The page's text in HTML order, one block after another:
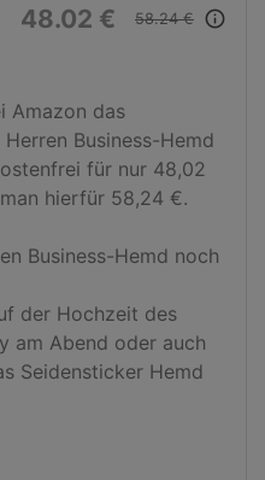
48.02 € 58.24 € info_outline
Amazon das
Business-Hemd
für nur 48,02
hierfür 58,24 €.
Business-Hemd noch
der Hochzeit des
am Abend oder auch
Seidensticker Hemd